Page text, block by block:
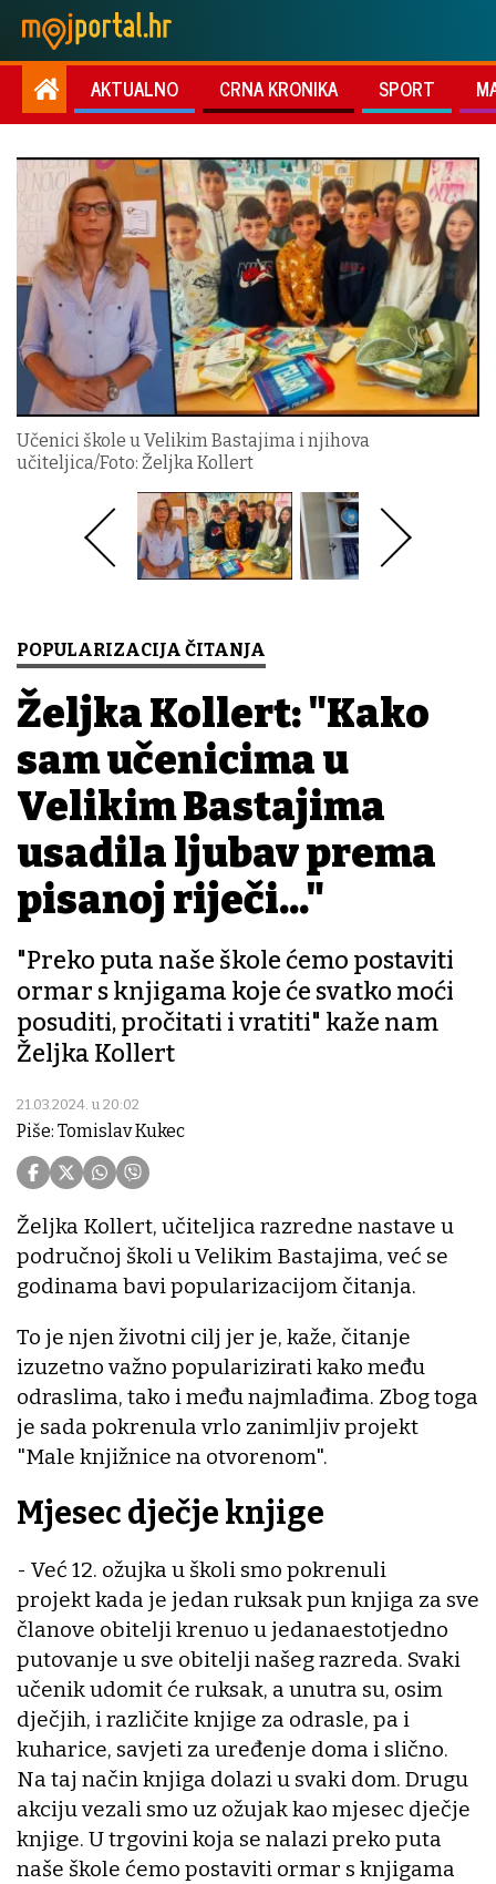
AKTUALNO CRNA KRONIKA SPORT
Učenici škole u Velikim Bastajima i njihova
učiteljica/Foto: Željka Kollert
POPULARIZACIJA ČITANJA
Željka Kollert: "Kako
sam učenicima u
Velikim Bastajima
usadila ljubav prema
pisanoj riječi..."
"Preko puta naše škole ćemo postaviti
ormar s knjigama koje će svatko moći
posuditi, pročitati i vratiti" kaže nam
Željka Kollert
21.03.2024. u 20:02
Piše: Tomislav Kukec
Željka Kollert, učiteljica razredne nastave u
područnoj školi u Velikim Bastajima, već se
godinama bavi popularizacijom čitanja.
To je njen životni cilj jer je, kaže, čitanje
izuzetno važno popularizirati kako među
odraslima, tako i među najmlađima. Zbog toga
je sada pokrenula vrlo zanimljiv projekt
"Male knjižnice na otvorenom".
Mjesec dječje knjige
- Već 12. ožujka u školi smo pokrenuli
projekt kada je jedan ruksak pun knjiga za sve
članove obitelji krenuo u jedanaestotjedno
putovanje u sve obitelji našeg razreda. Svaki
učenik udomit će ruksak, a unutra su, osim
dječjih, i različite knjige za odrasle, pa i
kuharice, savjeti za uređenje doma i slično.
Na taj način knjiga dolazi u svaki dom. Drugu
akciju vezali smo uz ožujak kao mjesec dječje
knjige. U trgovini koja se nalazi preko puta
naše škole ćemo postaviti ormar s knjigama